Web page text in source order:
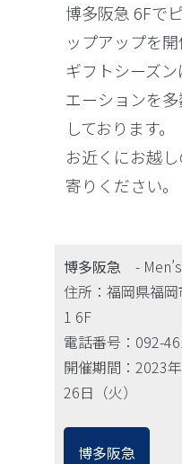
博多阪急 6Fで
ップアップを開
ギフトシーズ
エーションを
しております。
お近くにお越
寄りください。
博多阪急-
住所：福岡県福
1 6F
電話番号：092-
開催期間：2023
26日（火）
博多阪急